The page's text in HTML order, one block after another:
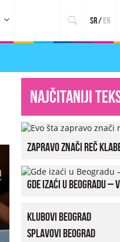
sr/en
Najčitaniji
zapravo znači reč
Gde izaći u Beogradu
Klubovi Beograd
Splavovi Beograd